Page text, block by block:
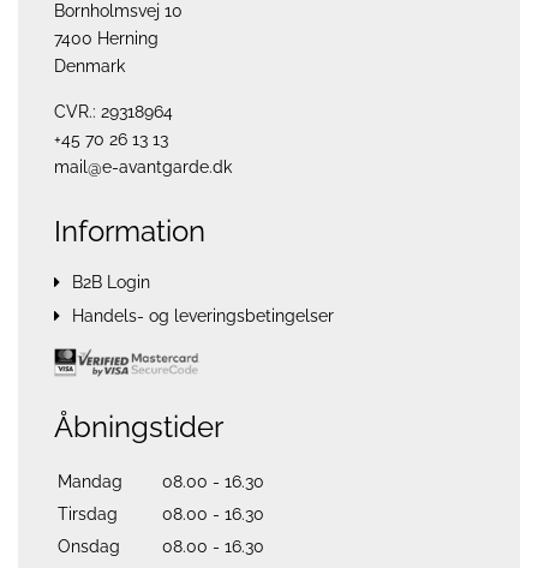
Bornholmsvej 10
7400 Herning
Denmark
CVR.: 29318964
+45 70 26 13 13
mail@e-avantgarde.dk
Information
B2B Login
Handels- og leveringsbetingelser
Åbningstider
Mandag
08.00 - 16.30
Tirsdag
08.00 - 16.30
Onsdag
08.00 - 16.30